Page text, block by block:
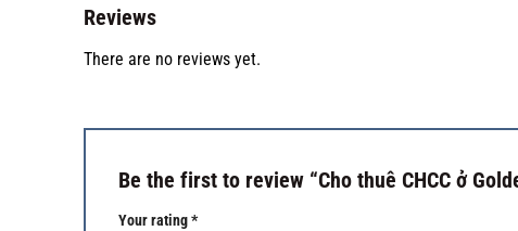
Reviews
There are no reviews yet.
Be the first to review “Cho thuê CHCC ở
Your rating*